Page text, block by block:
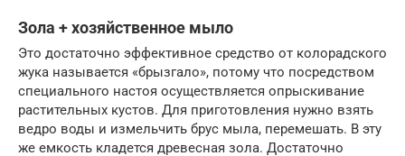
Зола + хозяйственное мыло
Это достаточно эффективное средство от колорадского
жука называется «брызгало», потому что посредством
специального настоя осуществляется опрыскивание
растительных кустов. Для приготовления нужно взять
ведро воды и измельчить брус мыла, перемешать. В эту
же емкость кладется древесная зола. Достаточно